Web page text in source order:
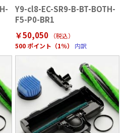
Y9-cl8-EC-SR9-B-BT-BOTH-
F5-P0-BR1
￥50,050
（税込）
500 ポイント（1％）
内訳